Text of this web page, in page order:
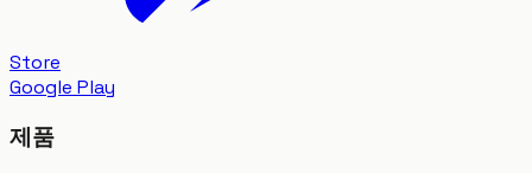
Store
Google Play
제품